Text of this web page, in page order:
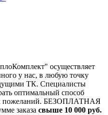
осуществляет
у нас, в любую точку
ТК. Специалисты
оптимальный способ
пожеланий. БЕЗОПЛАТНАЯ
заказа свыше 10 000 руб.